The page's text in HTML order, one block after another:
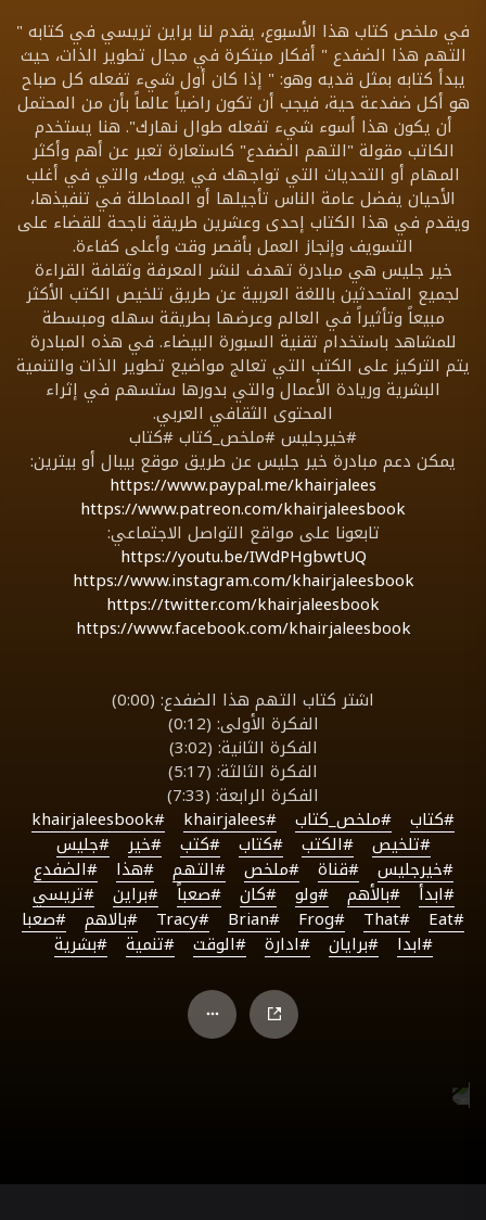
في ملخص كتاب هذا الأسبوع، يقدم لنا براين تريسي في كتابه "
التهم هذا الضفدع " أفكار مبتكرة في مجال تطوير الذات، حيث
يبدأ كتابه بمثل قديه وهو: " إذا كان أول شيء تفعله كل صباح
هو أكل ضفدعة حية، فيجب أن تكون راضياً عالماً بأن من المحتمل
أن يكون هذا أسوء شيء تفعله طوال نهارك". هنا يستخدم
الكاتب مقولة "التهم الضفدع" كاستعارة تعبر عن أهم وأكثر
المهام أو التحديات التي تواجهك في يومك، والتي في أغلب
الأحيان يفضل عامة الناس تأجيلها أو المماطلة في تنفيذها،
ويقدم في هذا الكتاب إحدى وعشرين طريقة ناجحة للقضاء على
التسويف وإنجاز العمل بأقصر وقت وأعلى كفاءة.
خير جليس هي مبادرة تهدف لنشر المعرفة وثقافة القراءة
لجميع المتحدثين باللغة العربية عن طريق تلخيص الكتب الأكثر
مبيعاً وتأثيراً في العالم وعرضها بطريقة سهله ومبسطة
للمشاهد باستخدام تقنية السبورة البيضاء. في هذه المبادرة
يتم التركيز على الكتب التي تعالج مواضيع تطوير الذات والتنمية
البشرية وريادة الأعمال والتي بدورها ستسهم في إثراء
المحتوى الثقافي العربي.
#خيرجليس #ملخص_كتاب #كتاب
يمكن دعم مبادرة خير جليس عن طريق موقع بيبال أو بيترين:
https://www.paypal.me/khairjalees
https://www.patreon.com/khairjaleesbook
تابعونا على مواقع التواصل الاجتماعي:
https://youtu.be/IWdPHgbwtUQ
https://www.instagram.com/khairjaleesbook
https://twitter.com/khairjaleesbook
https://www.facebook.com/khairjaleesbook
اشتر كتاب التهم هذا الضفدع: (0:00)
الفكرة الأولى: (0:12)
الفكرة الثانية: (3:02)
الفكرة الثالثة: (5:17)
الفكرة الرابعة: (7:33)
#كتاب #ملخص_كتاب #khairjalees
#khairjaleesbook
#تلخيص
#الكتب #كتاب #كتب #خير
#جليس
#خيرجليس
#قناة #ملخص #التهم #هذا
#الضفدع
#ابدأ
#بالأهم #ولو #كان #صعباً #براين
#تريسي
#Eat
#That
#Frog
#Brian
#Tracy #بالاهم
#صعبا
#ابدا
#برايان #ادارة #الوقت #تنمية #بشرية